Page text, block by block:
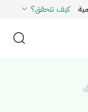
كيف تتحقق؟